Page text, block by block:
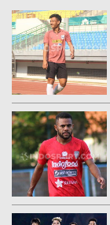
LIGA 2
LIGA INGGRIS
LIGA ITALIA
LIGA SPANYOL
LIGA CHAMPIONS
LIGA JERMAN
LIGA PRANCIS
LIGA EUROPA
LIFESTYLE
FORMULA 1
OTOMANIA
MMA
FUTSAL
OLIMPIK
E-SPORT
TIPS DAN TRIK
INFOGRAFIS
GALERI FOTO
TEMPAT OLAHRAGA
PASUKAN SEHAT
KOMUNITAS SEHAT